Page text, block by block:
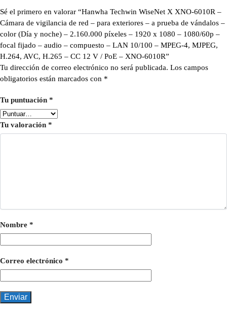
Sé el primero en valorar “Hanwha Techwin WiseNet X XNO-6010R –
Cámara de vigilancia de red – para exteriores – a prueba de vándalos –
color (Día y noche) – 2.160.000 píxeles – 1920 x 1080 – 1080/60p –
focal fijado – audio – compuesto – LAN 10/100 – MPEG-4, MJPEG,
H.264, AVC, H.265 – CC 12 V / PoE – XNO-6010R”
Tu dirección de correo electrónico no será publicada. Los campos
obligatorios están marcados con *
Tu puntuación *
Tu valoración *
Nombre *
Correo electrónico *